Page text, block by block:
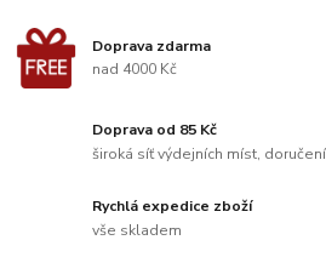
Doprava zdarma
nad 4000 Kč
Doprava od 85 Kč
široká síť výdejních míst,
Rychlá expedice zboží
vše skladem